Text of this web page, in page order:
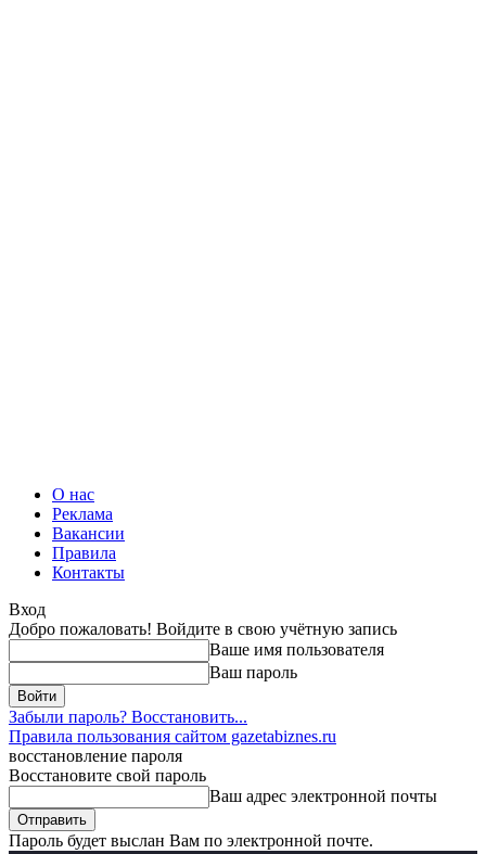
О нас
Реклама
Вакансии
Правила
Контакты
Вход
Добро пожаловать! Войдите в свою учётную запись
Ваше имя пользователя
Ваш пароль
Забыли пароль? Восстановить...
Правила пользования сайтом gazetabiznes.ru
восстановление пароля
Восстановите свой пароль
Ваш адрес электронной почты
Пароль будет выслан Вам по электронной почте.